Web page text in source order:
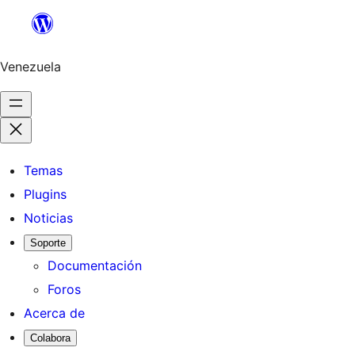
contenido
Venezuela
Temas
Plugins
Noticias
Soporte
Documentación
Foros
Acerca de
Colabora